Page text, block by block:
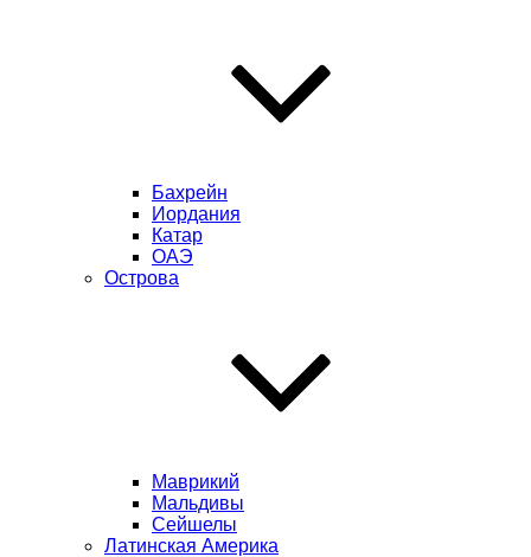
Бахрейн
Иордания
Катар
ОАЭ
Острова
Маврикий
Мальдивы
Сейшелы
Латинская Америка